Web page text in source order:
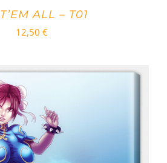
ALL – T01
12,50 €